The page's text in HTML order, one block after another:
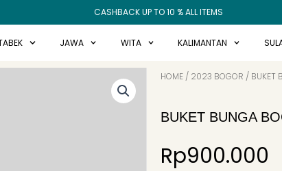
CASHBACK UP TO 10 % ALL ITEMS
JAWA WITA KALIMANTAN
HOME / 2023 BOGOR / BUKET
BUKET BUNGA
Rp900.000